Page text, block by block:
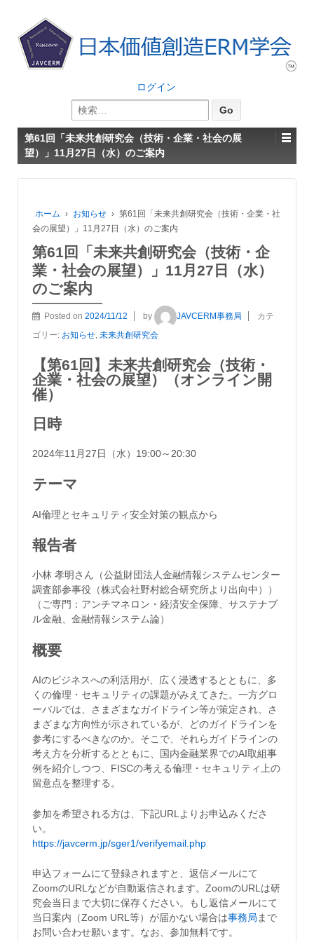
ログイン
検
索:
第61回「未来共創研究会（技術・企業・社会の展
望）」11月27日（水）のご案内
ホーム › お知らせ › 第61回「未来共創研究会（技術・企業・社
会の展望）」11月27日（水）のご案内
第61回「未来共創研究会（技術・企
業・社会の展望）」11月27日（水）
のご案内
Posted on 2024/11/12 by JAVCERM事務局
カテ
ゴリー: お知らせ 未来共創研究会
【第61回】未来共創研究会（技術・
企業・社会の展望）（オンライン開
催）
日時
2024年11月27日（水）19:00～20:30
テーマ
AI倫理とセキュリティ安全対策の観点から
報告者
小林 孝明さん（公益財団法人金融情報システムセンター
調査部参事役（株式会社野村総合研究所より出向中））
（ご専門：アンチマネロン・経済安全保障、サステナブ
ル金融、金融情報システム論）
概要
AIのビジネスへの利活用が、広く浸透するとともに、多
くの倫理・セキュリティの課題がみえてきた。一方グロ
ーバルでは、さまざまなガイドライン等が策定され、さ
まざまな方向性が示されているが、どのガイドラインを
参考にするべきなのか。そこで、それらガイドラインの
考え方を分析するとともに、国内金融業界でのAI取組事
例を紹介しつつ、FISCの考える倫理・セキュリティ上の
留意点を整理する。
参加を希望される方は、下記URLよりお申込みくださ
い。
https://javcerm.jp/sger1/verifyemail.php
申込フォームにて登録されますと、返信メールにて
ZoomのURLなどが自動返信されます。ZoomのURLは研
究会当日まで大切に保存ください。もし返信メールにて
当日案内（Zoom URL等）が届かない場合は事務局 まで
お問い合わせ願います。なお、参加無料です。